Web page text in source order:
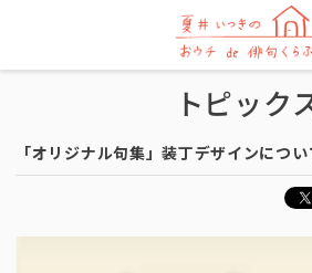
トピック
「オリジナル句集」装丁デザインについ